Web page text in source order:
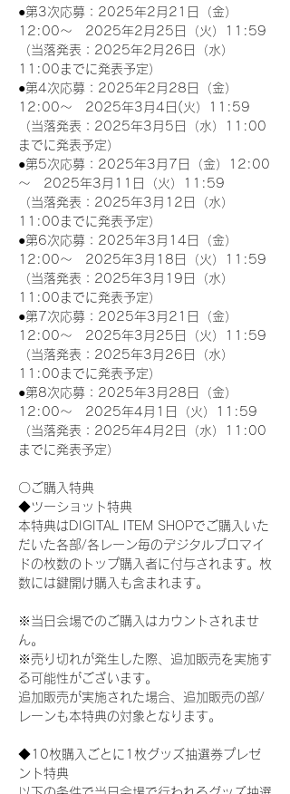
●第3次応募：2025年2月21日（金）
12:00～　2025年2月25日（火）11:59
（当落発表：2025年2月26日（水）
11:00までに発表予定）
●第4次応募：2025年2月28日（金）
12:00～　2025年3月4日(火）11:59
（当落発表：2025年3月5日（水）11:00
までに発表予定）
●第5次応募：2025年3月7日（金）12:00
～　2025年3月11日（火）11:59
（当落発表：2025年3月12日（水）
11:00までに発表予定）
●第6次応募：2025年3月14日（金）
12:00～　2025年3月18日（火）11:59
（当落発表：2025年3月19日（水）
11:00までに発表予定）
●第7次応募：2025年3月21日（金）
12:00～　2025年3月25日（火）11:59
（当落発表：2025年3月26日（水）
11:00までに発表予定）
●第8次応募：2025年3月28日（金）
12:00～　2025年4月1日（火）11:59
（当落発表：2025年4月2日（水）11:00
までに発表予定）
〇ご購入特典
◆ツーショット特典
本特典はDIGITAL ITEM SHOPでご購入いた
だいた各部/各レーン毎のデジタルブロマイ
ドの枚数のトップ購入者に付与されます。枚
数には鍵開け購入も含まれます。
※当日会場でのご購入はカウントされませ
ん。
※売り切れが発生した際、追加販売を実施す
る可能性がございます。
追加販売が実施された場合、追加販売の部/
レーンも本特典の対象となります。
◆10枚購入ごとに1枚グッズ抽選券プレゼ
ント特典